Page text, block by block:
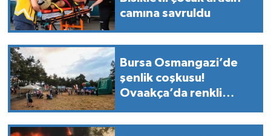
camına savruldu
Bursa Osmangazi’de
şenlik coşkusu!
Ovaakça’da renkli